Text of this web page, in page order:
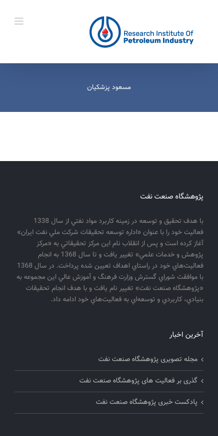
مسعود پزشکیان
پژوهشگاه صنعت نفت
با هدف تحقيق و توسعه در زمينه كاربرد مواد نفتي از سال 1338
فعاليت خود را با عنوان «اداره توسعه تحقيقات شركت ملي نفت ايران»
آغاز كرده است و پس از انقلاب نام اين مركز تحقيقاتي به «مركز
پژوهش و خدمات علمي» تغيير يافت و تا سال 1368 به انجام
فعاليت‌هاي خود در راستاي اهداف تعيين شده پرداخت. در سال 1368
با موافقت شوراي گسترش وزارت فرهنگ و آموزش عالي اين مجموعه به
«پژوهشگاه صنعت نفت» تغيير نام يافت و با هدف انجام تحقيقات
بنيادي، كاربردي و توسعه‌اي به فعاليت‌هاي خود ادامه داد.
آخرین اخبار
مجله تصویری پژوهشگاه صنعت نفت
گذری بر فعالیت های پژوهشگاه صنعت نفت
پادکست خبری پژوهشگاه صنعت نفت